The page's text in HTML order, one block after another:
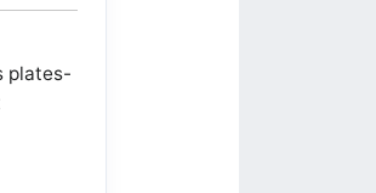
plates-